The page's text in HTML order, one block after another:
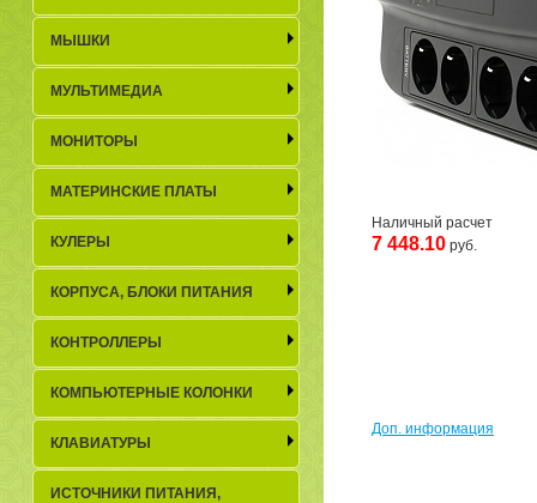
Наличный расчет
7 448.10 руб.
Доп. информация
МЫШКИ
МУЛЬТИМЕДИА
МОНИТОРЫ
МАТЕРИНСКИЕ ПЛАТЫ
КУЛЕРЫ
КОРПУСА, БЛОКИ ПИТАНИЯ
КОНТРОЛЛЕРЫ
КОМПЬЮТЕРНЫЕ КОЛОНКИ
КЛАВИАТУРЫ
ИСТОЧНИКИ ПИТАНИЯ,